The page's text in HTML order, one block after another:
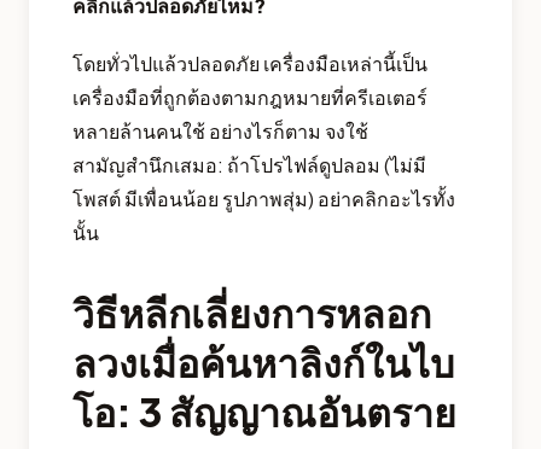
คลิกแล้วปลอดภัยไหม?
โดยทั่วไปแล้วปลอดภัย เครื่องมือเหล่านี้เป็น
เครื่องมือที่ถูกต้องตามกฎหมายที่ครีเอเตอร์
หลายล้านคนใช้ อย่างไรก็ตาม จงใช้
สามัญสำนึกเสมอ: ถ้าโปรไฟล์ดูปลอม (ไม่มี
โพสต์ มีเพื่อนน้อย รูปภาพสุ่ม) อย่าคลิกอะไรทั้ง
นั้น
วิธีหลีกเลี่ยงการหลอก
ลวงเมื่อค้นหาลิงก์ในไบ
โอ: 3 สัญญาณอันตราย